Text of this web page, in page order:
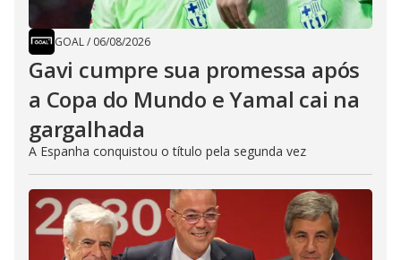
GOAL/ 06/08/2026
Gavi cumpre sua promessa após
a Copa do Mundo e Yamal cai na
gargalhada
A Espanha conquistou o título pela segunda vez